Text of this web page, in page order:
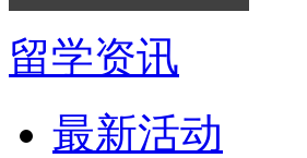
留学资讯
最新活动